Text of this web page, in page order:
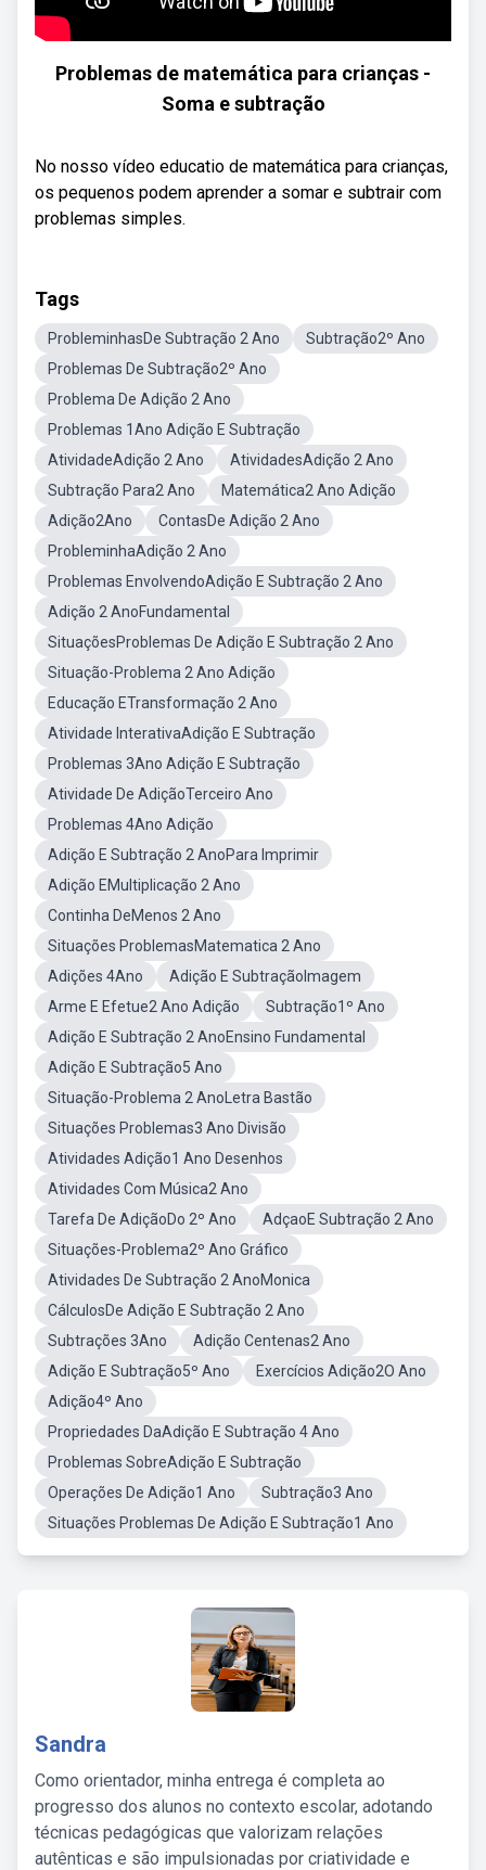
Problemas de matemática para crianças -
Soma e subtração
No nosso vídeo educatio de matemática para crianças,
os pequenos podem aprender a somar e subtrair com
problemas simples.
Tags
ProbleminhasDe Subtração 2 Ano
Subtração2º Ano
Problemas De Subtração2º Ano
Problema De Adição 2 Ano
Problemas 1Ano Adição E Subtração
AtividadeAdição 2 Ano
AtividadesAdição 2 Ano
Subtração Para2 Ano
Matemática2 Ano Adição
Adição2Ano
ContasDe Adição 2 Ano
ProbleminhaAdição 2 Ano
Problemas EnvolvendoAdição E Subtração 2 Ano
Adição 2 AnoFundamental
SituaçõesProblemas De Adição E Subtração 2 Ano
Situação-Problema 2 Ano Adição
Educação ETransformação 2 Ano
Atividade InterativaAdição E Subtração
Problemas 3Ano Adição E Subtração
Atividade De AdiçãoTerceiro Ano
Problemas 4Ano Adição
Adição E Subtração 2 AnoPara Imprimir
Adição EMultiplicação 2 Ano
Continha DeMenos 2 Ano
Situações ProblemasMatematica 2 Ano
Adições 4Ano
Adição E SubtraçãoImagem
Arme E Efetue2 Ano Adição
Subtração1º Ano
Adição E Subtração 2 AnoEnsino Fundamental
Adição E Subtração5 Ano
Situação-Problema 2 AnoLetra Bastão
Situações Problemas3 Ano Divisão
Atividades Adição1 Ano Desenhos
Atividades Com Música2 Ano
Tarefa De AdiçãoDo 2º Ano
AdçaoE Subtração 2 Ano
Situações-Problema2º Ano Gráfico
Atividades De Subtração 2 AnoMonica
CálculosDe Adição E Subtração 2 Ano
Subtrações 3Ano
Adição Centenas2 Ano
Adição E Subtração5º Ano
Exercícios Adição2O Ano
Adição4º Ano
Propriedades DaAdição E Subtração 4 Ano
Problemas SobreAdição E Subtração
Operações De Adição1 Ano
Subtração3 Ano
Situações Problemas De Adição E Subtração1 Ano
Sandra
Como orientador, minha entrega é completa ao
progresso dos alunos no contexto escolar, adotando
técnicas pedagógicas que valorizam relações
autênticas e são impulsionadas por criatividade e